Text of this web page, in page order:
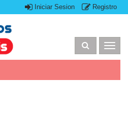
Iniciar Sesion Registro